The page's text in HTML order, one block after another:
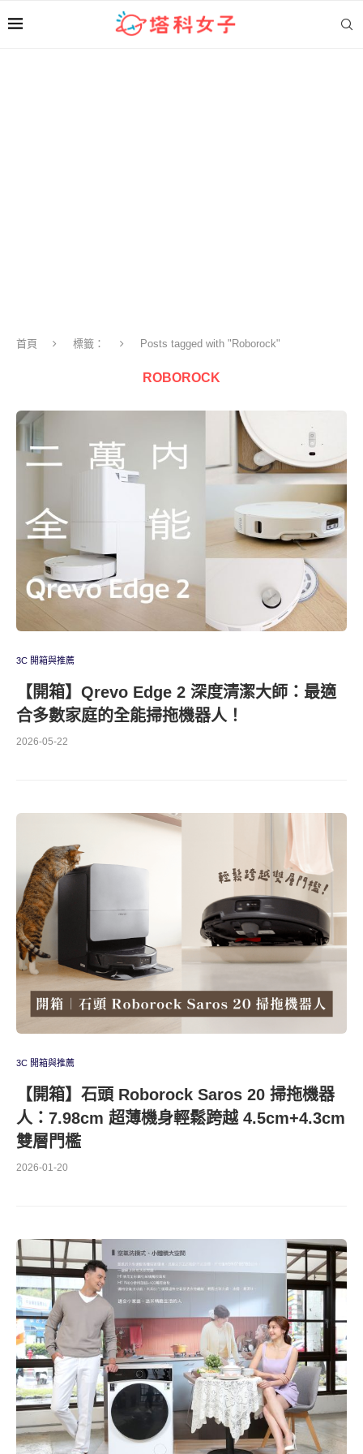
首頁 標籤： Posts tagged with "Roborock"
ROBOROCK
3C 開箱與推薦
【開箱】Qrevo Edge 2 深度清潔大師：最適
合多數家庭的全能掃拖機器人！
2026-05-22
3C 開箱與推薦
【開箱】石頭 Roborock Saros 20 掃拖機器
人：7.98cm 超薄機身輕鬆跨越 4.5cm+4.3cm
雙層門檻
2026-01-20